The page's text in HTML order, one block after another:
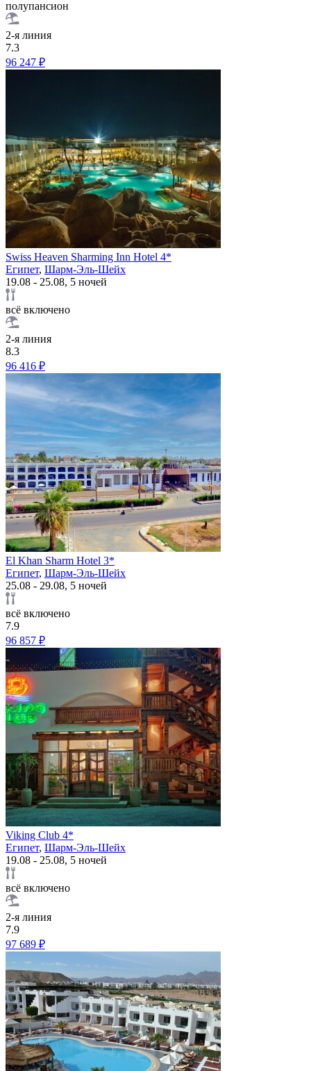
полупансион
2-я линия
7.3
96 247 ₽
Swiss Heaven Sharming Inn Hotel 4*
Египет, Шарм-Эль-Шейх
19.08 - 25.08, 5 ночей
всё включено
2-я линия
8.3
96 416 ₽
El Khan Sharm Hotel 3*
Египет, Шарм-Эль-Шейх
25.08 - 29.08, 5 ночей
всё включено
7.9
96 857 ₽
Viking Club 4*
Египет, Шарм-Эль-Шейх
19.08 - 25.08, 5 ночей
всё включено
2-я линия
7.9
97 689 ₽